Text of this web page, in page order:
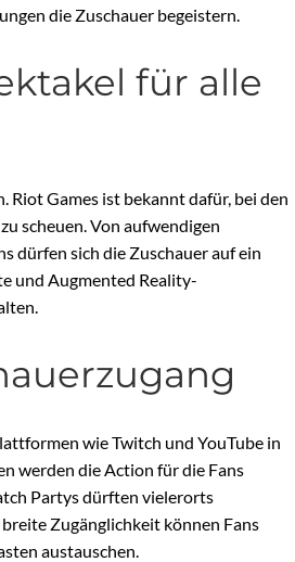
die Zuschauer begeistern.
für alle
Riot Games ist bekannt dafür, bei den
scheuen. Von aufwendigen
dürfen sich die Zuschauer auf ein
und Augmented Reality-
wie Twitch und YouTube in
werden die Action für die Fans
Partys dürften vielerorts
Zugänglichkeit können Fans
austauschen.